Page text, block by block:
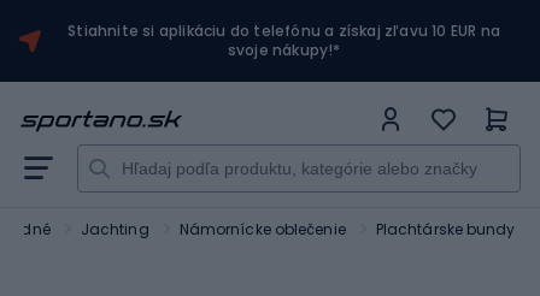
Stiahnite si aplikáciu do telefónu a získaj zľavu 10 EUR na
svoje nákupy!*
vodné Jachting Námornícke oblečenie Plachtárske bundy